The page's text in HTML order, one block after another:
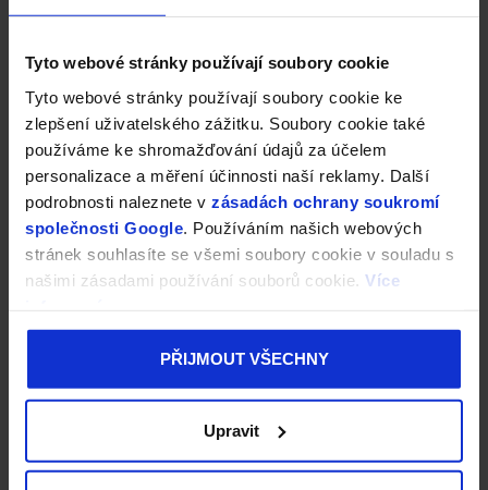
Tyto webové stránky používají soubory cookie
Tyto webové stránky používají soubory cookie ke
zlepšení uživatelského zážitku. Soubory cookie také
používáme ke shromažďování údajů za účelem
personalizace a měření účinnosti naší reklamy. Další
podrobnosti naleznete v zásadách ochrany soukromí
společnosti Google . Používáním našich webových
stránek souhlasíte se všemi soubory cookie v souladu s
našimi zásadami používání souborů cookie. Více
PŘIJMOUT VŠECHNY
Upravit
p
Kontakty
Moje objednávka
Bonusový program
Doprava a platba
Vrácení zboží a reklamace
Obchodní podmínky
Podmínky vrácení do 30 dnů
Podmínky ochrany osobních údajů a cookies
Informace před nákupem
Kontakt